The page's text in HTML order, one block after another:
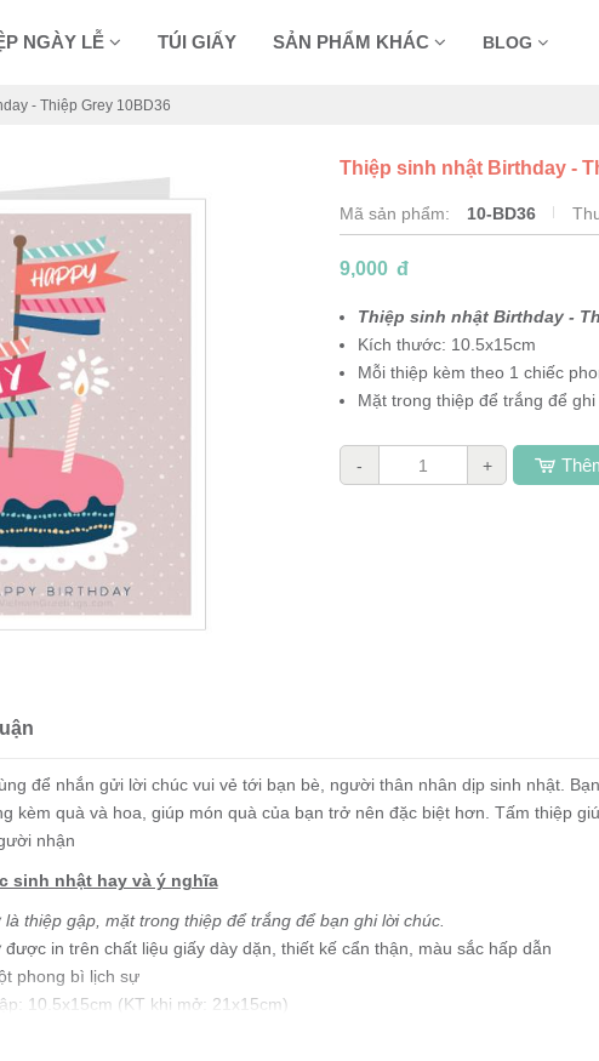
NGÀY LỄ TÚI GIẤY SẢN PHẨM KHÁC BLOG
- Thiệp Grey 10BD36
Thiệp sinh nhật Birthday -
Mã sản phẩm: 10-BD36
9,000 đ
Thiệp sinh nhật Birthday -
Kích thước: 10.5x15cm
Mỗi thiệp kèm theo 1 chiếc
Mặt trong thiệp để trắng để
- +
để nhắn gửi lời chúc vui vẻ tới bạn bè, người thân nhân dịp sinh nhật.
kèm quà và hoa, giúp món quà của bạn trở nên đặc biệt hơn. Tấm thiệp
nhận
sinh nhật hay và ý nghĩa
là thiệp gập, mặt trong thiệp để trắng để bạn ghi lời chúc.
được in trên chất liệu giấy dày dặn, thiết kế cẩn thận, màu sắc hấp dẫn
phong bì lịch sự
10.5x15cm (KT khi mở: 21x15cm)